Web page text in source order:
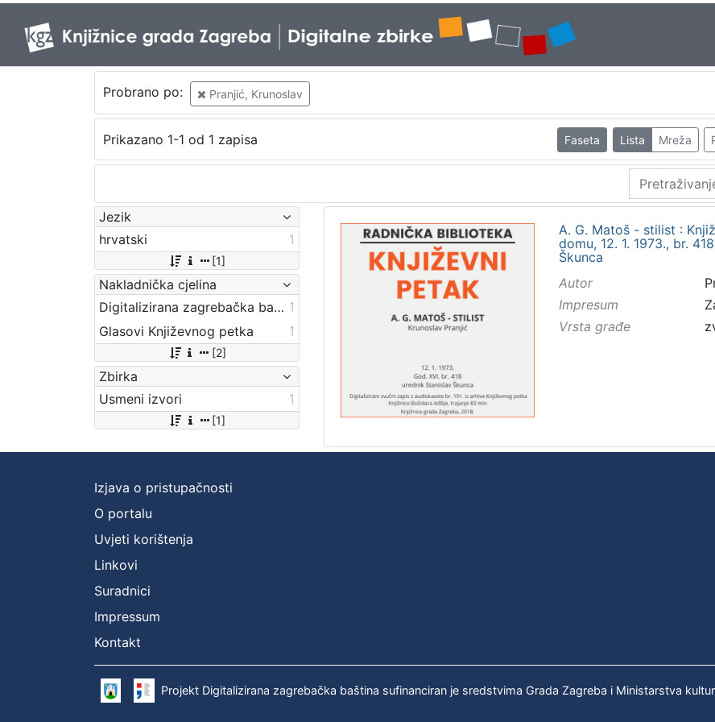
Probrano po: Pranjić, Krunoslav
Prikazano 1-1 od 1 zapisa Faseta Lista Mreža
Jezik
hrvatski
1
[1]
Nakladnička cjelina
Digitalizirana zagrebačka baština 1
Glasovi Književnog petka
1
[2]
Zbirka
Usmeni izvori
1
[1]
A. G. Matoš - stilist :
domu, 12. 1. 1973., br.
Škunca
Autor
Impresum
Vrsta građe
Izjava o pristupačnosti
O portalu
Uvjeti korištenja
Linkovi
Suradnici
Impressum
Kontakt
Projekt Digitalizirana zagrebačka baština sufinanciran je sredstvima Grada Zagreba i Ministarstva